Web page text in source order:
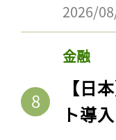
2026/
金融
【日
ト導